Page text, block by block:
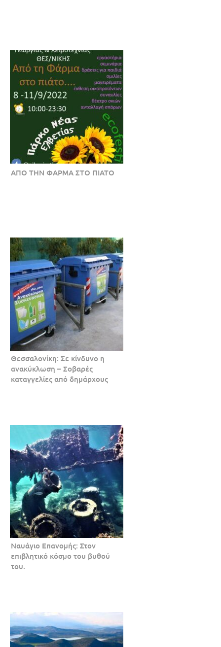
ΑΠΟ ΤΗΝ ΦΑΡΜΑ ΣΤΟ ΠΙΑΤΟ
Θεσσαλονίκη: Σε κίνδυνο η
ανακύκλωση – Σοβαρές
καταγγελίες από δημάρχους
Ναυάγιο Επανομής: Στον
επιβλητικό κόσμο του βυθού
του.